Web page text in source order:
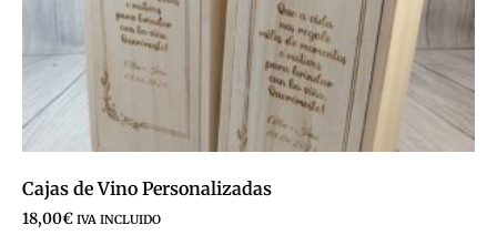
Cajas de Vino Personalizadas
18,00€ IVA INCLUIDO